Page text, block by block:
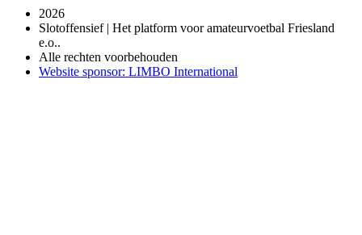
2026
Slotoffensief | Het platform voor amateurvoetbal Friesland
e.o..
Alle rechten voorbehouden
Website sponsor: LIMBO International